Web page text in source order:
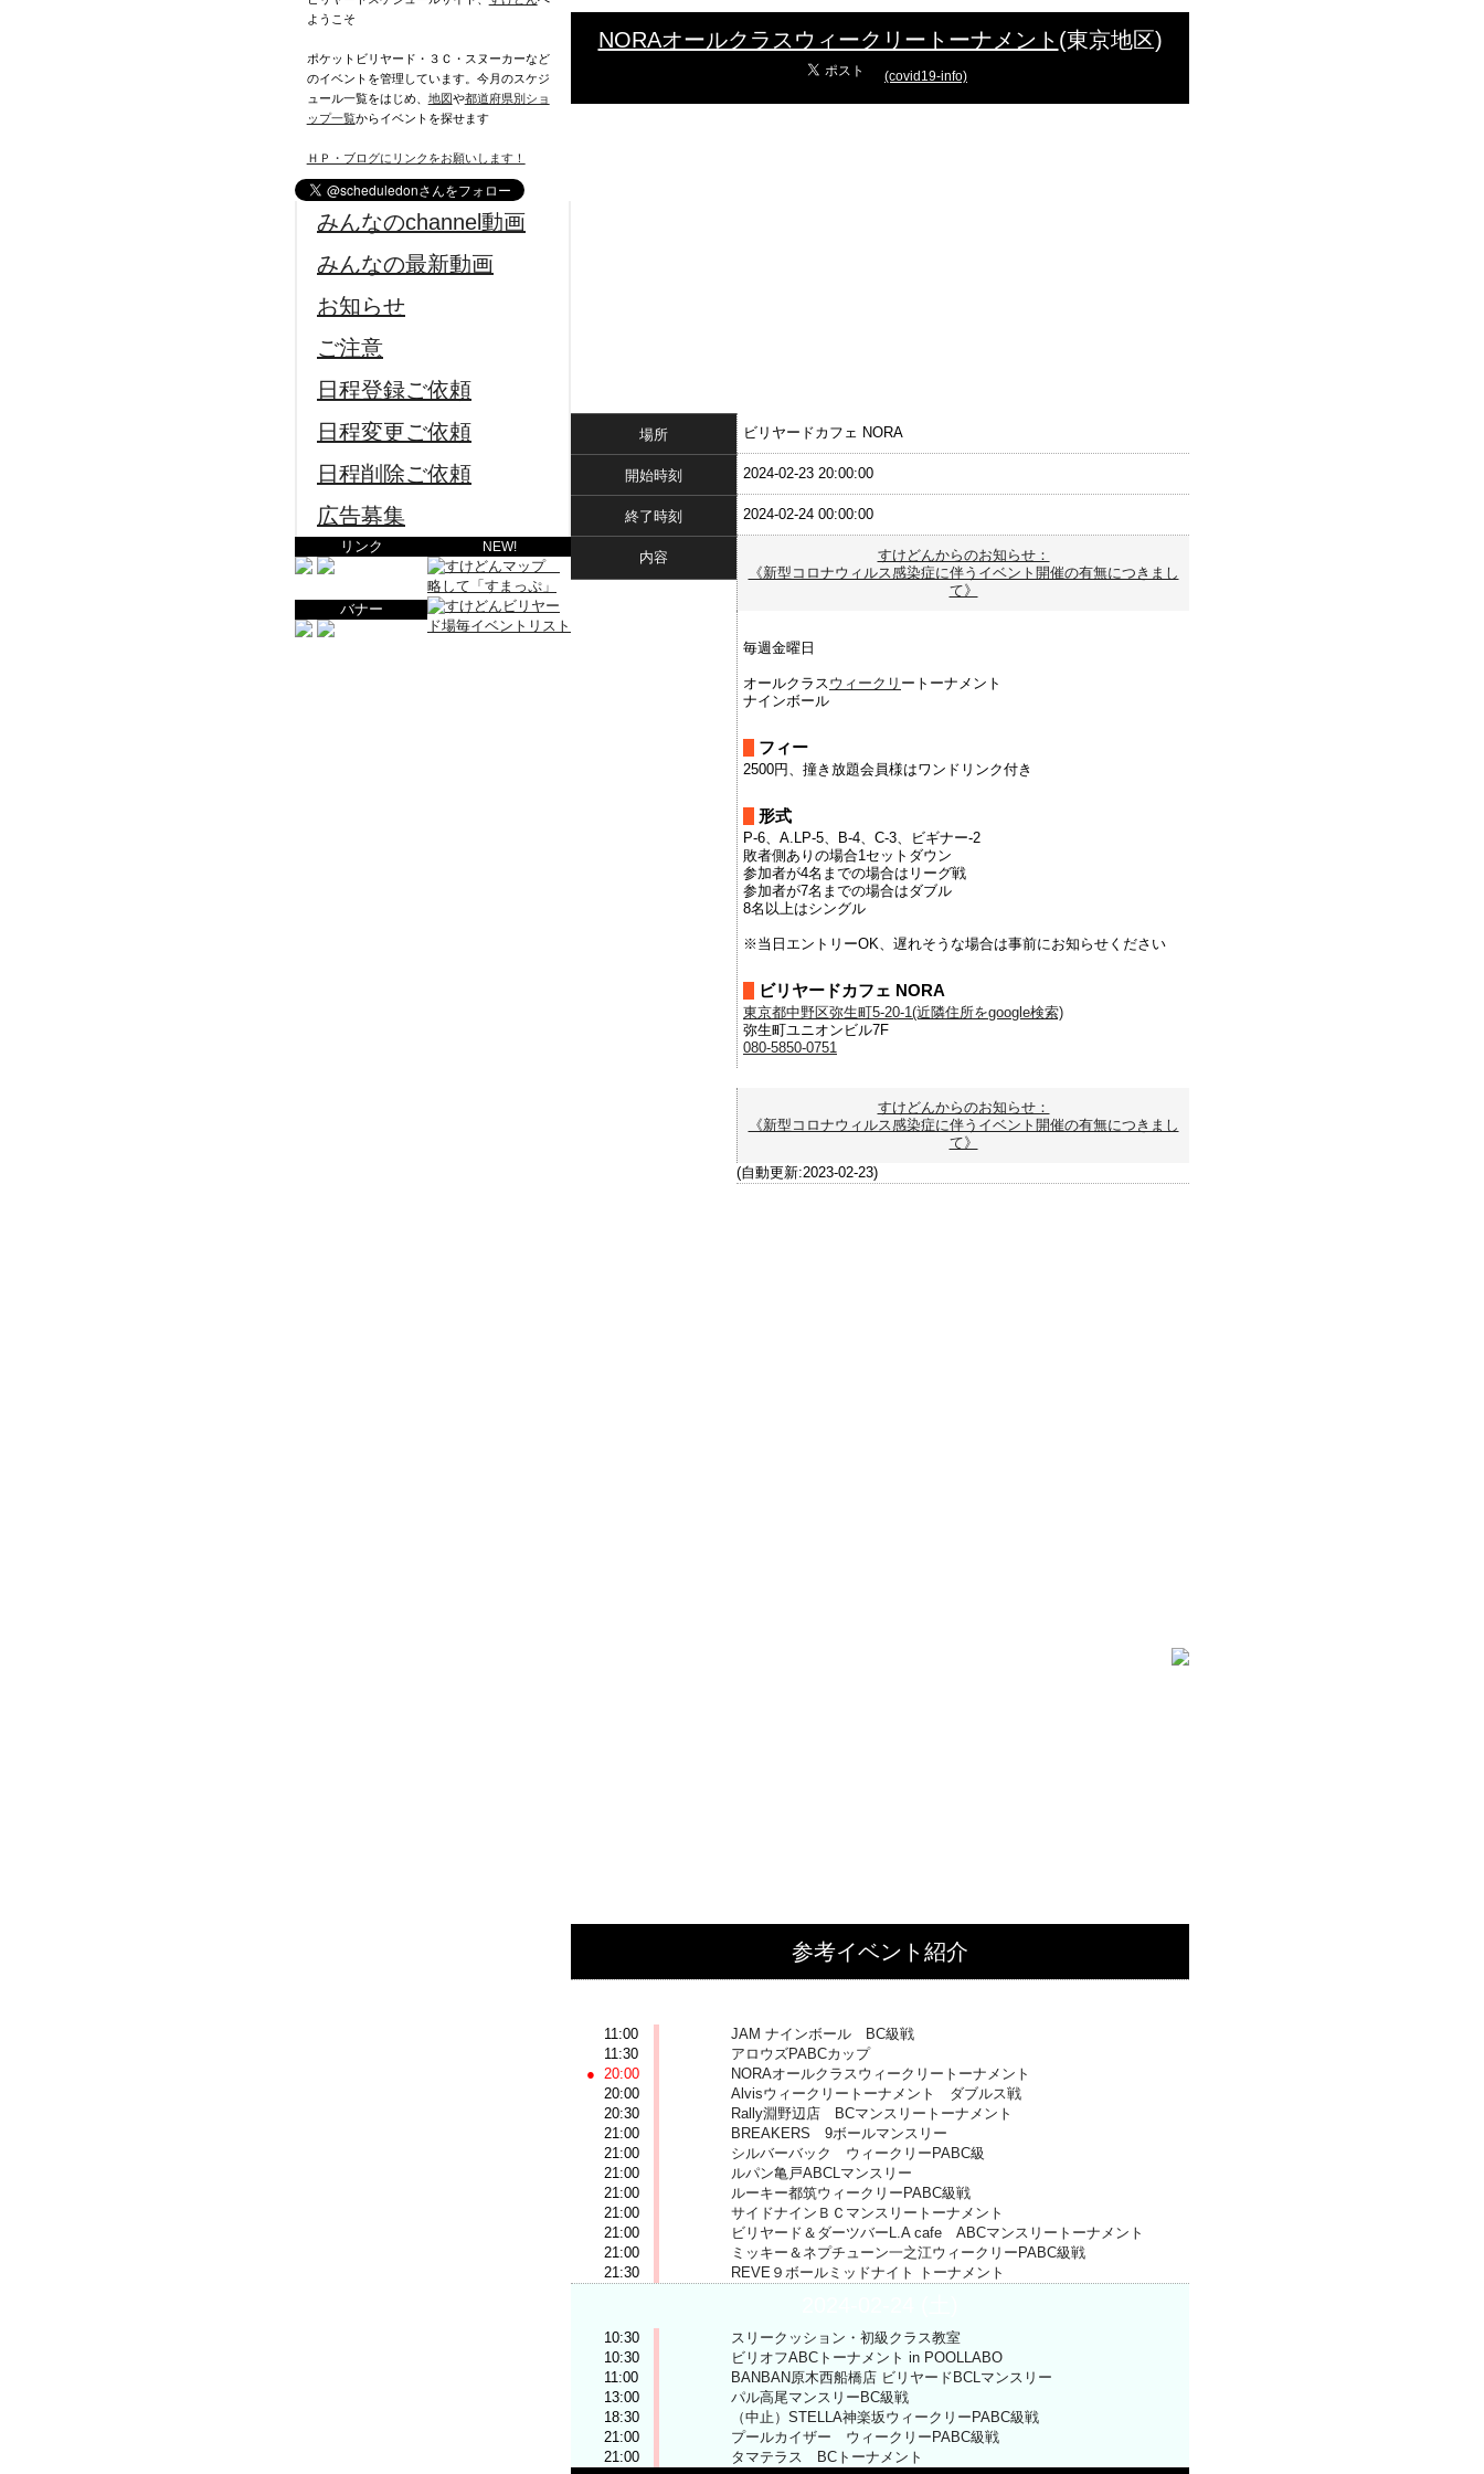
ようこそ
ポケットビリヤード・３Ｃ・スヌーカーなど
のイベントを管理しています。今月のスケジ
ュール一覧をはじめ、 地図や都道府県別ショ
ップ一覧からイベントを探せます
ＨＰ・ブログにリンクをお願いします！
みんなのchannel動画
みんなの最新動画
お知らせ
ご注意
日程登録ご依頼
日程変更ご依頼
日程削除ご依頼
広告募集
リンク
バナー
NEW!
NORAオールクラスウィークリートーナメント (東京地区)
(covid19-info)
場所 ビリヤードカフェ NORA
開始時刻 2024-02-23 20:00:00
終了時刻 2024-02-24 00:00:00
内容
すけどんからのお知らせ：
《新型コロナウィルス感染症に伴うイベント開催の有無につきまし
て》
毎週金曜日
オールクラス ウィークリ ートーナメント
ナインボール
フィー
2500円、撞き放題会員様はワンドリンク付き
形式
P-6、A.LP-5、B-4、C-3、ビギナー-2
敗者側ありの場合1セットダウン
参加者が4名までの場合はリーグ戦
参加者が7名までの場合はダブル
8名以上はシングル
※当日エントリーOK、遅れそうな場合は事前にお知らせください
ビリヤードカフェ NORA
東京都中野区弥生町5-20-1(近隣住所をgoogle検索)
弥生町ユニオンビル7F
080-5850-0751
すけどんからのお知らせ：
《新型コロナウィルス感染症に伴うイベント開催の有無につきまし
て》
(自動更新:2023-02-23)
参考イベント紹介
11:00
JAM ナインボール BC級戦
11:30
アロウズPABCカップ
20:00
NORAオールクラスウィークリートーナメント
20:00
Alvisウィークリートーナメント ダブルス戦
20:30
Rally淵野辺店 BCマンスリートーナメント
21:00
BREAKERS 9ボールマンスリー
21:00
シルバーバック ウィークリーPABC級
21:00
ルパン亀戸ABCLマンスリー
21:00
ルーキー都筑ウィークリーPABC級戦
21:00
サイドナインＢＣマンスリートーナメント
21:00
ビリヤード＆ダーツバーL.A cafe ABCマンスリートーナメント
21:00
ミッキー＆ネプチューン一之江ウィークリーPABC級戦
21:30
REVE９ボールミッドナイト トーナメント
10:30
スリークッション・初級クラス教室
10:30
ビリオフABCトーナメント in POOLLABO
11:00
BANBAN原木西船橋店 ビリヤードBCLマンスリー
13:00
パル高尾マンスリーBC級戦
18:30
（中止）STELLA神楽坂ウィークリーPABC級戦
21:00
プールカイザー ウィークリーPABC級戦
21:00
タマテラス BCトーナメント